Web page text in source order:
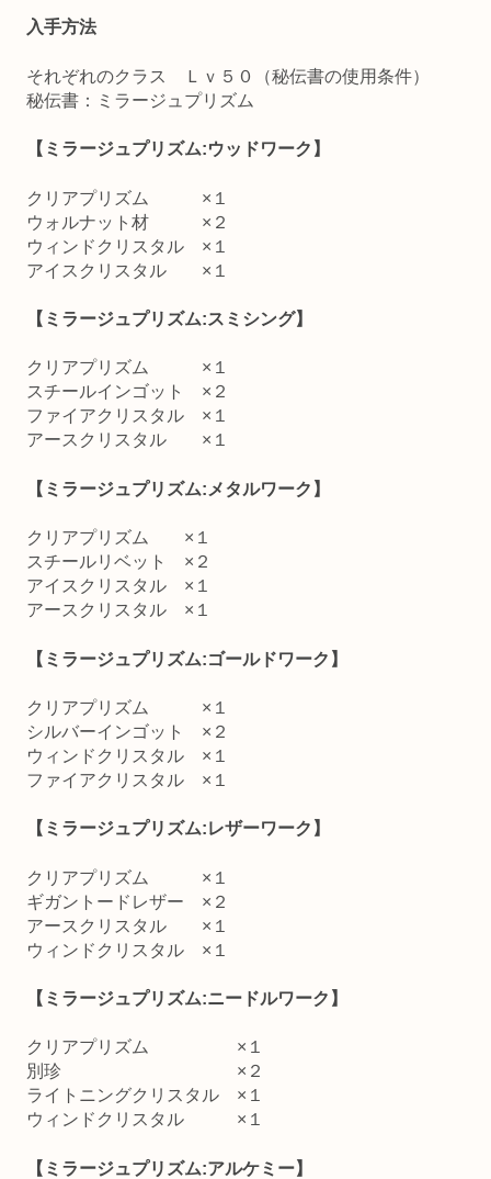
入手方法
それぞれのクラス Ｌｖ５０（秘伝書の使用条件）
秘伝書：ミラージュプリズム
【ミラージュプリズム:ウッドワーク】
クリアプリズム ×１
ウォルナット材 ×２
ウィンドクリスタル ×１
アイスクリスタル ×１
【ミラージュプリズム:スミシング】
クリアプリズム ×１
スチールインゴット ×２
ファイアクリスタル ×１
アースクリスタル ×１
【ミラージュプリズム:メタルワーク】
クリアプリズム ×１
スチールリベット ×２
アイスクリスタル ×１
アースクリスタル ×１
【ミラージュプリズム:ゴールドワーク】
クリアプリズム ×１
シルバーインゴット ×２
ウィンドクリスタル ×１
ファイアクリスタル ×１
【ミラージュプリズム:レザーワーク】
クリアプリズム ×１
ギガントードレザー ×２
アースクリスタル ×１
ウィンドクリスタル ×１
【ミラージュプリズム:ニードルワーク】
クリアプリズム ×１
別珍 ×２
ライトニングクリスタル ×１
ウィンドクリスタル ×１
【ミラージュプリズム:アルケミー】